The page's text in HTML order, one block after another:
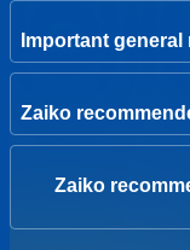
※別途ドリンク代が
※ペアチケットは1
み。別々の入場は
[入場順]
SSチケット → 前売
【配信】
視聴チケット：
※アーカイブは7/16
Important
Zaiko
Zaiko